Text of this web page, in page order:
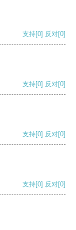
支持[0] 反对[0]
支持[0] 反对[0]
支持[0] 反对[0]
支持[0] 反对[0]